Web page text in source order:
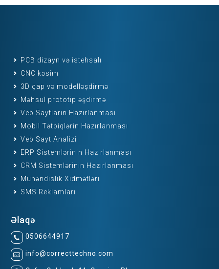
PCB dizayn və istehsalı
CNC kəsim
3D çap və modelləşdirmə
Məhsul prototipləşdirmə
Veb Saytların Hazırlanması
Mobil Tətbiqlərin Hazırlanması
Veb Sayt Analizi
ERP Sistemlərinin Hazırlanması
CRM Sistemlərinin Hazırlanması
Mühəndislik Xidmətləri
SMS Reklamları
Əlaqə
0506644917
info@correcttechno.com